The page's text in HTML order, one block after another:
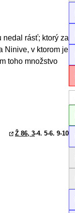
nedal rásť; ktorý za
Ninive, v ktorom je
toho množstvo
Ž 86, 3-4. 5-6. 9-10